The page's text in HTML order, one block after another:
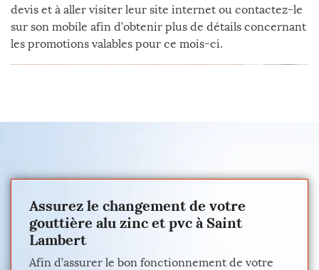
devis et à aller visiter leur site internet ou contactez-le
sur son mobile afin d’obtenir plus de détails concernant
les promotions valables pour ce mois-ci.
Assurez le changement de votre
gouttière alu zinc et pvc à Saint
Lambert
Afin d’assurer le bon fonctionnement de votre